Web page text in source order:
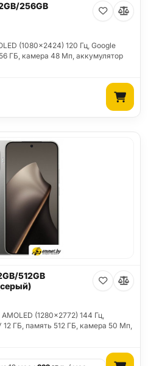
256GB
(1080x2424) 120 Гц, Google
ГБ, камера 48 Мп, аккумулятор
512GB
(1280x2772) 144 Гц,
ГБ, память 512 ГБ, камера 50 Мп,